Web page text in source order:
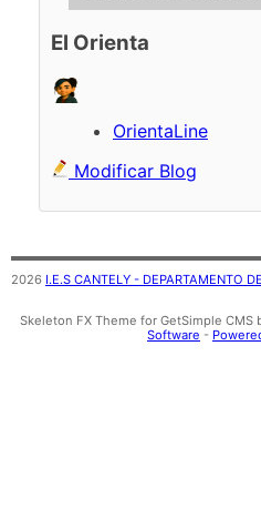
El Orienta
OrientaLine
Modificar Blog
2026 I.E.S CANTELY - DEPARTAMENTO
Skeleton FX Theme for GetSimple CMS
Software -